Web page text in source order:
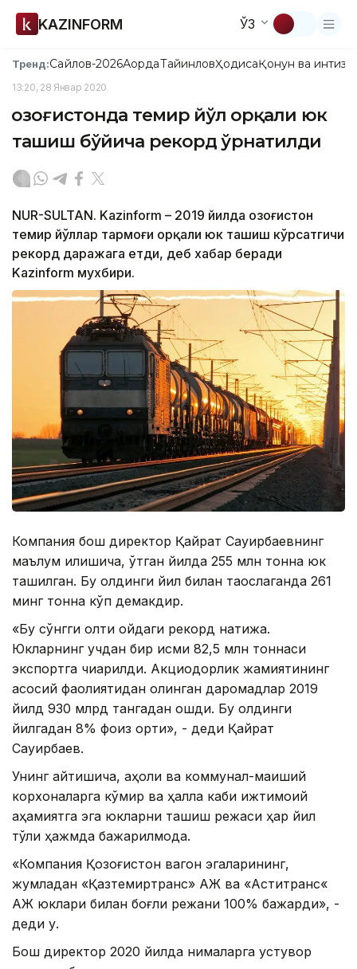
KAZINFORM ЎЗ
Тренд:Сайлов-2026АқордаТайинловҲодисаҚонун ва
13:20, 28 Январ 2020
Қозоғистонда темир йўл орқали юк
ташиш бўйича рекорд ўрнатилди
NUR-SULTAN. Kazinform – 2019 йилда Қозоғистон
темир йўллар тармоғи орқали юк ташиш кўрсатгичи
рекорд даражага етди, деб хабар беради
Kazinform мухбири.
Компания бош директорқ Қайрат Сауирбаевнинг
маълум қилишича, ўтган йилда 255 млн тонна юк
ташилган. Бу олдинги йил билан таққослаганда 261
минг тонна кўп демакдир.
«Бу сўнгги олти ойдаги рекорд натижа.
Юкларнинг учдан бир қисми 82,5 млн тоннаси
экспортга чиқарилди. Акциодорлик жамиятининг
асосий фаолиятидан олинган даромадлар 2019
йилд 930 млрд тангадан ошди. Бу олдинги
йилгадан 8% фоиз ортиқ», - деди Қайрат
Сауирбаев.
Унинг айтишича, аҳоли ва коммунал-маиший
корхоналарга кўмир ва ҳалла каби ижтимоий
аҳамиятга эга юкларни ташиш режаси ҳар йил
тўлиқ ҳажмда бажарилмоқда.
«Компания Қозоғистон вагон эгаларининг,
жумладан «Қазтемиртранс» АЖ ва «Астиқтранс«
АЖ юклари билан боғлиқ режани 100% бажарди», -
деди у.
Бош директор 2020 йилда нималарга устувор